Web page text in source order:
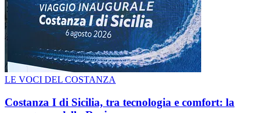
LE VOCI DEL COSTANZA
Costanza I di Sicilia, tra tecnologia e comfort: la